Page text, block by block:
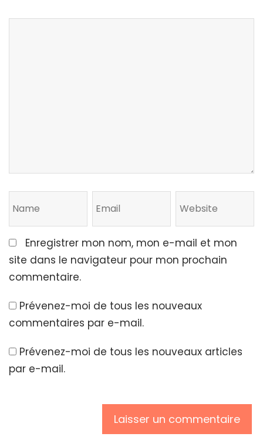
Enregistrer mon nom, mon e-mail et mon
site dans le navigateur pour mon prochain
commentaire.
Prévenez-moi de tous les nouveaux
commentaires par e-mail.
Prévenez-moi de tous les nouveaux articles
par e-mail.